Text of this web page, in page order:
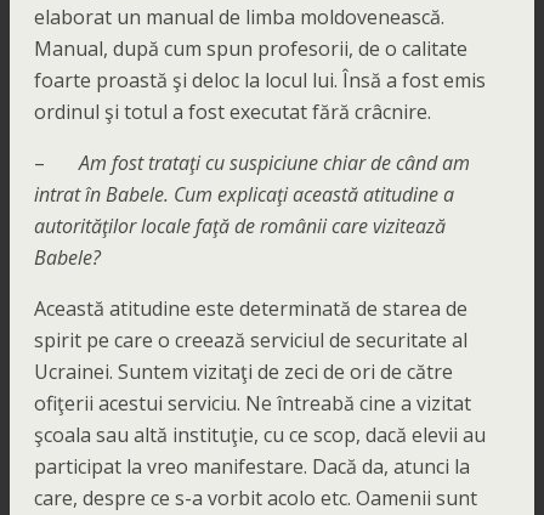
elaborat un manual de limba moldovenească.
Manual, după cum spun profesorii, de o calitate
foarte proastă şi deloc la locul lui. Însă a fost emis
ordinul şi totul a fost executat fără crâcnire.
–Am fost trataţi cu suspiciune chiar de când am
intrat în Babele. Cum explicaţi această atitudine a
autorităţilor locale faţă de românii care vizitează
Babele?
Această atitudine este determinată de starea de
spirit pe care o creează serviciul de securitate al
Ucrainei. Suntem vizitaţi de zeci de ori de către
ofiţerii acestui serviciu. Ne întreabă cine a vizitat
şcoala sau altă instituţie, cu ce scop, dacă elevii au
participat la vreo manifestare. Dacă da, atunci la
care, despre ce s-a vorbit acolo etc. Oamenii sunt